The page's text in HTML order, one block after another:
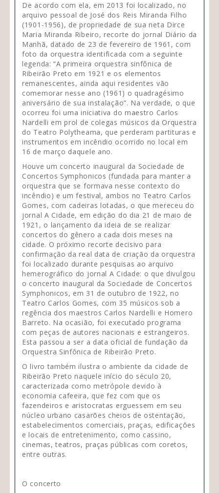
De acordo com ela, em 2013 foi localizado, no
arquivo pessoal de José dos Reis Miranda Filho
(1901-1956), de propriedade de sua neta Dirce
Maria Miranda Ribeiro, recorte do jornal Diário da
Manhã, datado de 23 de fevereiro de 1961, com
foto da orquestra identificada com a seguinte
legenda: “A primeira orquestra sinfônica de
Ribeirão Preto em 1921 e os elementos
remanescentes, ainda aqui residentes vão
comemorar nesse ano (1961) o quadragésimo
aniversário de sua instalação”. Na verdade, o que
ocorreu foi uma iniciativa do maestro Carlos
Nardelli em prol de colegas músicos da Orquestra
do Teatro Polytheama, que perderam partituras e
instrumentos em incêndio ocorrido no local em
16 de março daquele ano.
Houve um concerto inaugural da Sociedade de
Concertos Symphonicos (fundada para manter a
orquestra que se formava nesse contexto do
incêndio) e um festival, ambos no Teatro Carlos
Gomes, com cadeiras lotadas, o que mereceu do
jornal A Cidade, em edição do dia 21 de maio de
1921, o lançamento da ideia de se realizar
concertos do gênero a cada dois meses na
cidade. O próximo recorte decisivo para
confirmação da real data de criação da orquestra
foi localizado durante pesquisas ao arquivo
hemerográfico do jornal A Cidade: o que divulgou
o concerto inaugural da Sociedade de Concertos
Symphonicos, em 31 de outubro de 1922, no
Teatro Carlos Gomes, com 35 músicos sob a
regência dos maestros Carlos Nardelli e Homero
Barreto. Na ocasião, foi executado programa
com peças de autores nacionais e estrangeiros.
Esta passou a ser a data oficial de fundação da
Orquestra Sinfônica de Ribeirão Preto.
O livro também ilustra o ambiente da cidade de
Ribeirão Preto naquele início do século 20,
caracterizada como metrópole devido à
economia cafeeira, que fez com que os
fazendeiros e aristocratas erguessem em seu
núcleo urbano casarões cheios de ostentação,
estabelecimentos comerciais, praças, edificações
e locais de entretenimento, como cassino,
cinemas, teatros, praças públicas com coretos,
entre outras.
O concerto